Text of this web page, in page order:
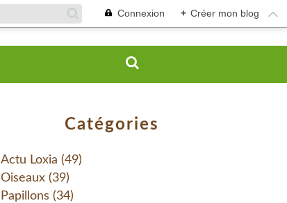
Connexion + Créer mon blog
Catégories
Actu Loxia (49)
Oiseaux (39)
Papillons (34)